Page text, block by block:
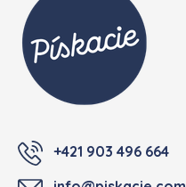
+421 903 496 664